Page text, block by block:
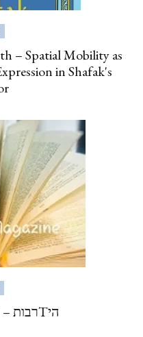
– Spatial Mobility as
in Shafak's
היTרבות – תכנית מספר 33